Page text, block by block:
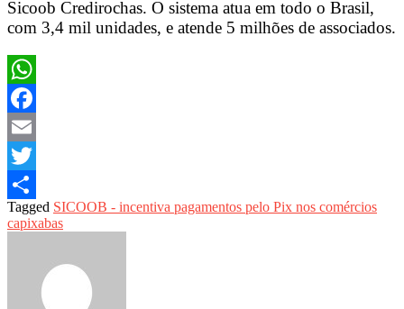
Sicoob Credirochas. O sistema atua em todo o Brasil,
com 3,4 mil unidades, e atende 5 milhões de associados.
WhatsApp
Facebook
Email
Twitter
Share
Tagged SICOOB - incentiva pagamentos pelo Pix nos comércios
capixabas